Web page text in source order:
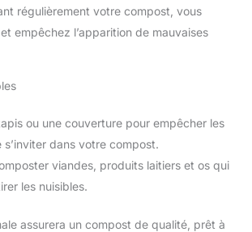
régulièrement votre compost, vous
empêchez l’apparition de mauvaises
ou une couverture pour empêcher les
s’inviter dans votre compost.
viandes, produits laitiers et os qui
les nuisibles.
assurera un compost de qualité, prêt à